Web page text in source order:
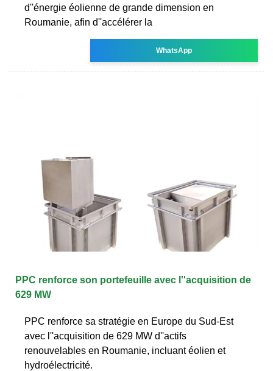
d''énergie éolienne de grande dimension en
Roumanie, afin d''accélérer la
WhatsApp
PPC renforce son portefeuille avec l''acquisition de
629 MW
PPC renforce sa stratégie en Europe du Sud-Est
avec l''acquisition de 629 MW d''actifs
renouvelables en Roumanie, incluant éolien et
hydroélectricité.